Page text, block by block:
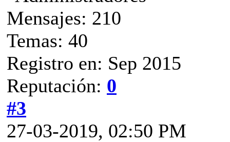
Mensajes: 210
Temas: 40
Registro en: Sep 2015
Reputación: 0
#3
27-03-2019, 02:50 PM